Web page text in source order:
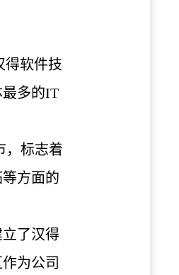
得软件技
多的IT
，标志着
方面的
了汉得
作为公司